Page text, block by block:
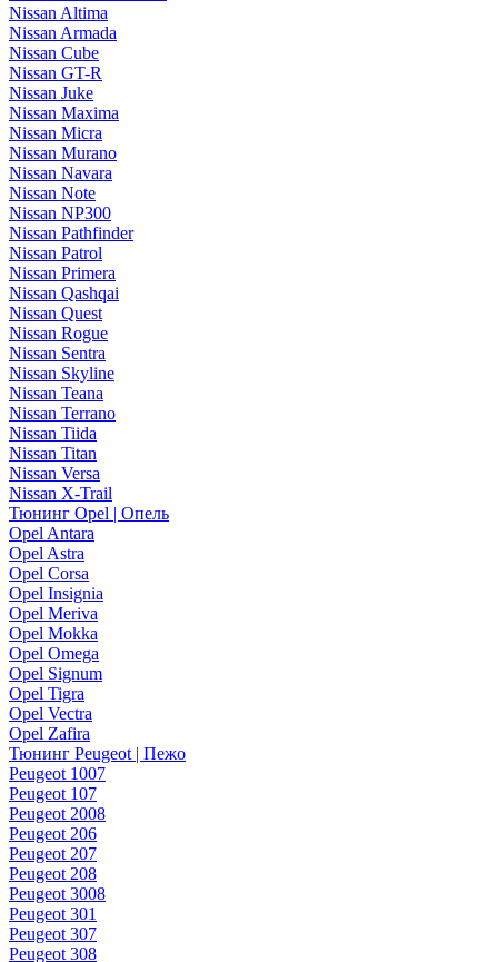
Nissan Altima
Nissan Armada
Nissan Cube
Nissan GT-R
Nissan Juke
Nissan Maxima
Nissan Micra
Nissan Murano
Nissan Navara
Nissan Note
Nissan NP300
Nissan Pathfinder
Nissan Patrol
Nissan Primera
Nissan Qashqai
Nissan Quest
Nissan Rogue
Nissan Sentra
Nissan Skyline
Nissan Teana
Nissan Terrano
Nissan Tiida
Nissan Titan
Nissan Versa
Nissan X-Trail
Тюнинг Opel | Опель
Opel Antara
Opel Astra
Opel Corsa
Opel Insignia
Opel Meriva
Opel Mokka
Opel Omega
Opel Signum
Opel Tigra
Opel Vectra
Opel Zafira
Тюнинг Peugeot | Пежо
Peugeot 1007
Peugeot 107
Peugeot 2008
Peugeot 206
Peugeot 207
Peugeot 208
Peugeot 3008
Peugeot 301
Peugeot 307
Peugeot 308